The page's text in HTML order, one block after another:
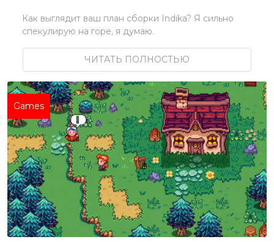
Как выглядит ваш план сборки Indika? Я сильно
спекулирую на горе, я думаю.
ЧИТАТЬ ПОЛНОСТЬЮ
Games